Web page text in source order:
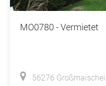
MO0780 - Vermietet
56276